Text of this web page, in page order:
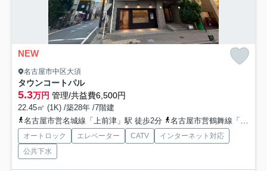
NEW
名古屋市中区大須
タウンコートパル
5.3万円 管理/共益費6,500円
22.45㎡ (1K) /築28年 /7階建
名古屋市営名城線「上前津」駅 徒歩2分
名古屋市営鶴舞線「大須観音」駅 徒歩9分
オートロック エレベーター CATV
インターネット対応
公共下水